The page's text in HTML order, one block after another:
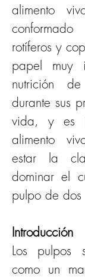
alimento
rotíferos y
papel muy
nutrición
durante sus
vida, y es
alimento
estar la
dominar el
pulpo de dos
Introducción
Los pulpos
como un